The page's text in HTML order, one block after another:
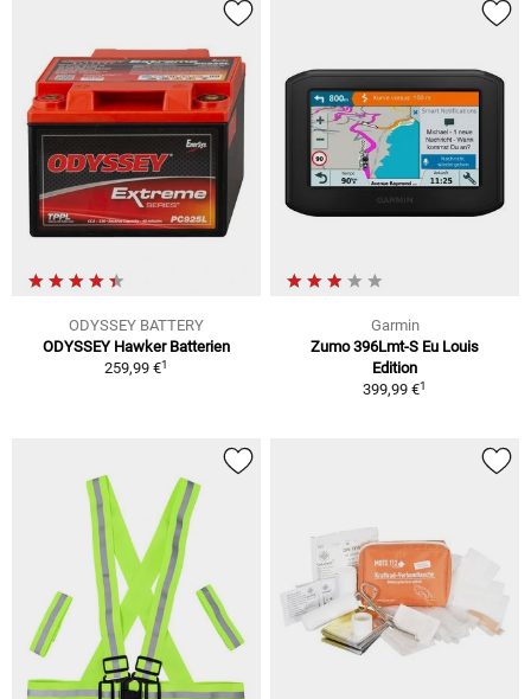
ODYSSEY BATTERY
ODYSSEY Hawker Batterien
259,99 €1
Garmin
Zumo 396Lmt-S Eu Louis
Edition
399,99 €1